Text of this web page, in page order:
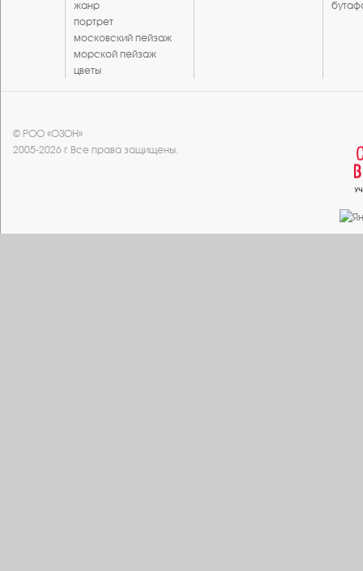
жанр
портрет
московский пейзаж
морской пейзаж
цветы
© РОО «ОЗОН»
2005-2026 г. Все права защищены.